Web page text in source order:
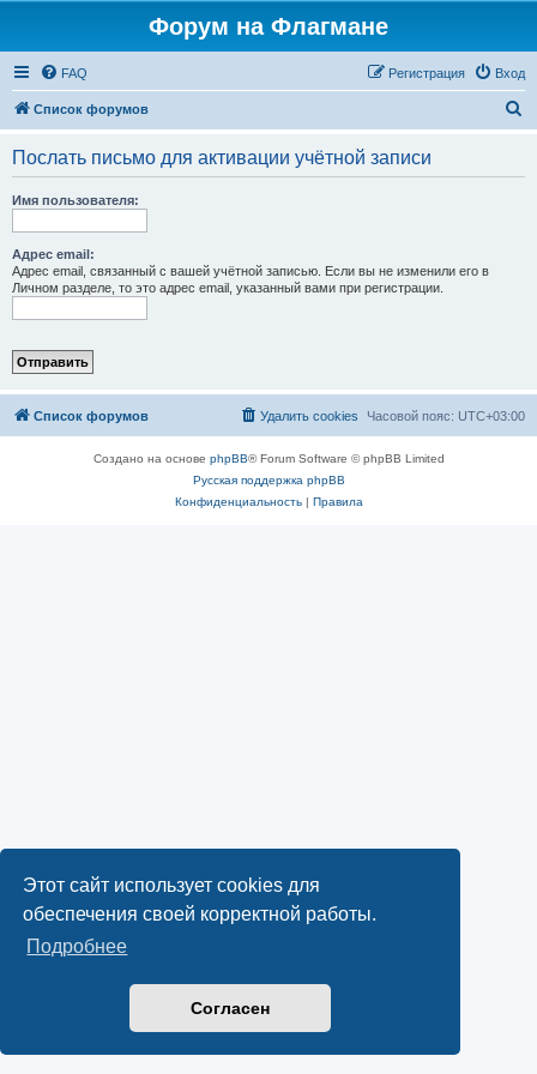
Этот сайт использует cookies для
обеспечения своей корректной работы.
Подробнее
Согласен
Форум на Флагмане
FAQ Вход
Регистрация
Список форумов
Послать письмо для активации учётной записи
Имя пользователя:
Адрес email:
Адрес email, связанный с вашей учётной записью. Если вы не изменили его в
Личном разделе, то это адрес email, указанный вами при регистрации.
Список форумов Часовой пояс: UTC+03:00
Удалить cookies
Создано на основе phpBB® Forum Software © phpBB Limited
Русская поддержка phpBB
Конфиденциальность| Правила